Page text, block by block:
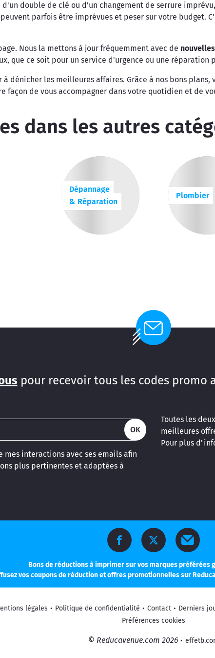
d'un double de clé ou d'un changement de serrure
peuvent parfois être imprévues et peser sur votre
Nous la mettons à jour fréquemment avec de
que ce soit pour un service d'urgence ou une réparation
dénicher les meilleures affaires. Grâce à nos bons
façon de vous accompagner dans votre quotidien et de
dans les autres
Dépannage
& Réparation
Plombier
pour recevoir tous les codes promo
OK
mes interactions avec ses emails afin
plus pertinentes et adaptées à
Toutes les
meilleures
Pour plus
Bons de réductions à imprimer sur vos marques préférées
vos coupons de réduction et offres promotionnelles sur
légales • Politique de confidentialité • Contact • Derniers
Préférences cookies
© Reducavenue.com 2026 •